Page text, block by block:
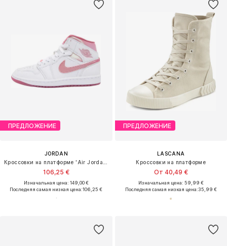
ПРЕДЛОЖЕНИЕ
JORDAN
106,25 €
Изначальная цена: 149,00 €
Последняя самая низкая цена:106,25 €
ПРЕДЛОЖЕНИЕ
LASCANA
Кроссовки на платформе
От 40,49 €
Изначальная цена: 59,99 €
Последняя самая низкая цена:35,99 €